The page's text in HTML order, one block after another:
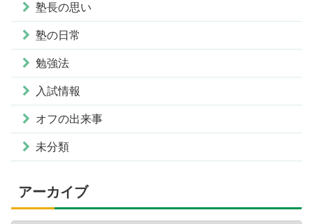
塾長の思い
塾の日常
勉強法
入試情報
オフの出来事
未分類
アーカイブ